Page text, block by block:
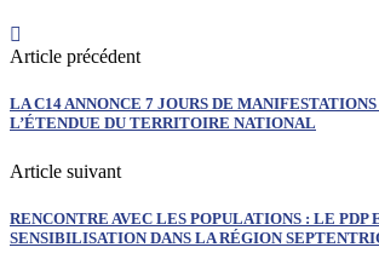
Article précédent
LA C14 ANNONCE 7 JOURS DE
L’ÉTENDUE DU TERRITOIRE NATIONAL
Article suivant
RENCONTRE AVEC LES POPULATIONS : LE PDP
SENSIBILISATION DANS LA RÉGION